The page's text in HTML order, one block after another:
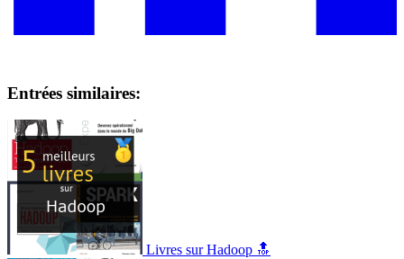
Entrées similaires:
Livres sur Hadoop 🔝